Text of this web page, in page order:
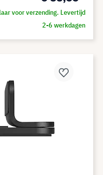
voor verzending. Levertijd
2-6 werkdagen